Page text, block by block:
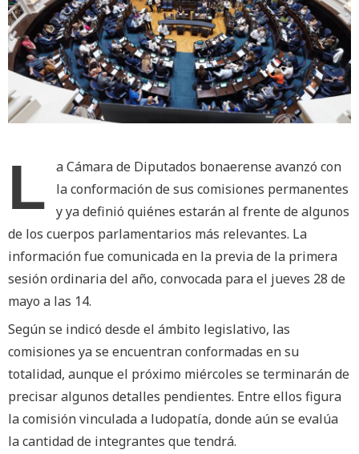
L
a Cámara de Diputados bonaerense avanzó con
la conformación de sus comisiones permanentes
y ya definió quiénes estarán al frente de algunos
de los cuerpos parlamentarios más relevantes. La
información fue comunicada en la previa de la primera
sesión ordinaria del año, convocada para el jueves 28 de
mayo a las 14.
Según se indicó desde el ámbito legislativo, las
comisiones ya se encuentran conformadas en su
totalidad, aunque el próximo miércoles se terminarán de
precisar algunos detalles pendientes. Entre ellos figura
la comisión vinculada a ludopatía, donde aún se evalúa
la cantidad de integrantes que tendrá.